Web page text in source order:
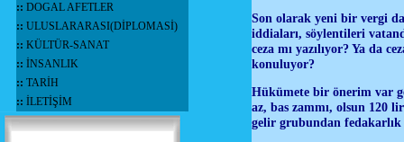
:: DOGAL AFETLER
:: ULUSLARARASI(DİPLOMASİ)
:: KÜLTÜR-SANAT
:: İNSANLIK
:: TARİH
:: İLETİŞİM
Son olarak yeni bir vergi
iddiaları, söylentileri
ceza mı yazılıyor? Ya da
konuluyor?
Hükümete bir önerim var
az, bas zammı, olsun 120
gelir grubundan fedakarlık